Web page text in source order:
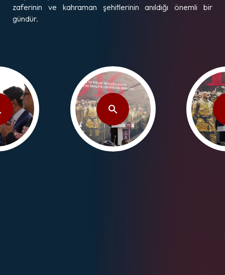
zaferinin ve kahraman şehitlerinin anıldığı önemli bir
gündür.